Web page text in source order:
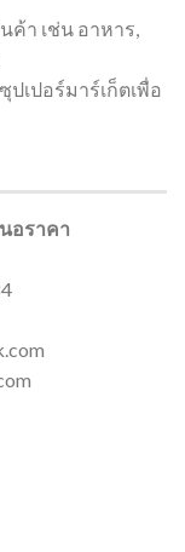
ค้า เช่น อาหาร,
เปอร์มาร์เก็ตเพื่อ
อราคา